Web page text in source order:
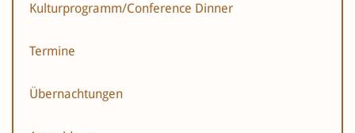
Kulturprogramm/Conference Dinner
Termine
Übernachtungen